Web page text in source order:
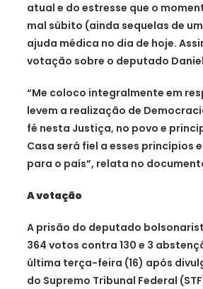
atual e do estresse que o
mal súbito (ainda sequelas de
ajuda médica no dia de hoje.
votação sobre o deputado
“Me coloco integralmente em
levem a realização de
fé nesta Justiça, no povo e
Casa será fiel a esses princípios
para o país”, relata no
A votação
A prisão do deputado
364 votos contra 130 e 3
última terça-feira (16) após
do Supremo Tribunal Federal